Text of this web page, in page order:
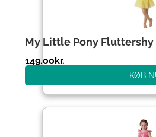
My Little Pony Fluttershy
149.00kr.
KØB